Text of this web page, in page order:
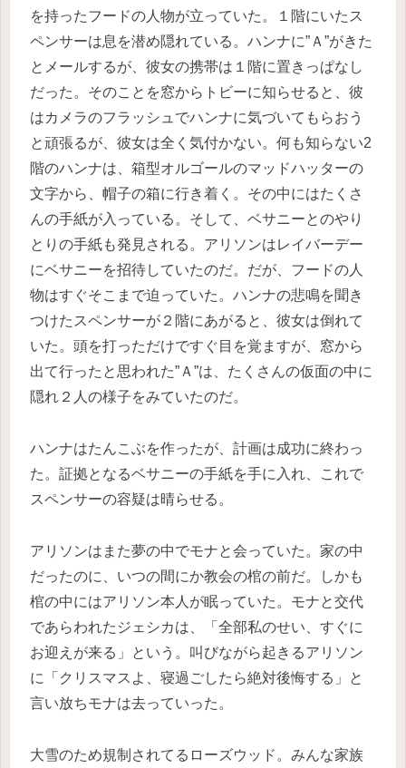
を持ったフードの人物が立っていた。１階にいたス
ペンサーは息を潜め隠れている。ハンナに”Ａ”がきた
とメールするが、彼女の携帯は１階に置きっぱなし
だった。そのことを窓からトビーに知らせると、彼
はカメラのフラッシュでハンナに気づいてもらおう
と頑張るが、彼女は全く気付かない。何も知らない2
階のハンナは、箱型オルゴールのマッドハッターの
文字から、帽子の箱に行き着く。その中にはたくさ
んの手紙が入っている。そして、ベサニーとのやり
とりの手紙も発見される。アリソンはレイバーデー
にベサニーを招待していたのだ。だが、フードの人
物はすぐそこまで迫っていた。ハンナの悲鳴を聞き
つけたスペンサーが２階にあがると、彼女は倒れて
いた。頭を打っただけですぐ目を覚ますが、窓から
出て行ったと思われた”Ａ”は、たくさんの仮面の中に
隠れ２人の様子をみていたのだ。
ハンナはたんこぶを作ったが、計画は成功に終わっ
た。証拠となるベサニーの手紙を手に入れ、これで
スペンサーの容疑は晴らせる。
アリソンはまた夢の中でモナと会っていた。家の中
だったのに、いつの間にか教会の棺の前だ。しかも
棺の中にはアリソン本人が眠っていた。モナと交代
であらわれたジェシカは、「全部私のせい、すぐに
お迎えが来る」という。叫びながら起きるアリソン
に「クリスマスよ、寝過ごしたら絶対後悔する」と
言い放ちモナは去っていった。
大雪のため規制されてるローズウッド。みんな家族